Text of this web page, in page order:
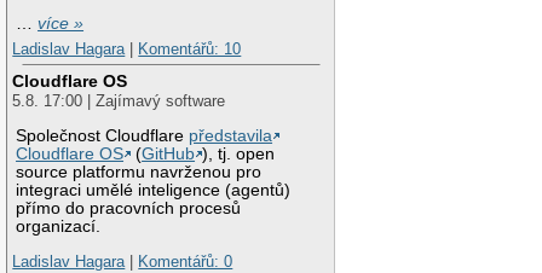
…více »
Ladislav Hagara| Komentářů: 10
Cloudflare OS
5.8. 17:00 | Zajímavý software
Společnost Cloudflare představila
Cloudflare OS
(GitHub ), tj. open
source platformu navrženou pro
integraci umělé inteligence (agentů)
přímo do pracovních procesů
organizací.
Ladislav Hagara| Komentářů: 0